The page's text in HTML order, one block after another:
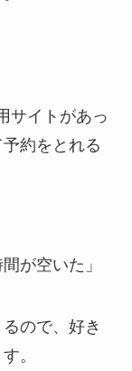
サイトがあっ
約をとれる
が空いた」
ので、好き
。